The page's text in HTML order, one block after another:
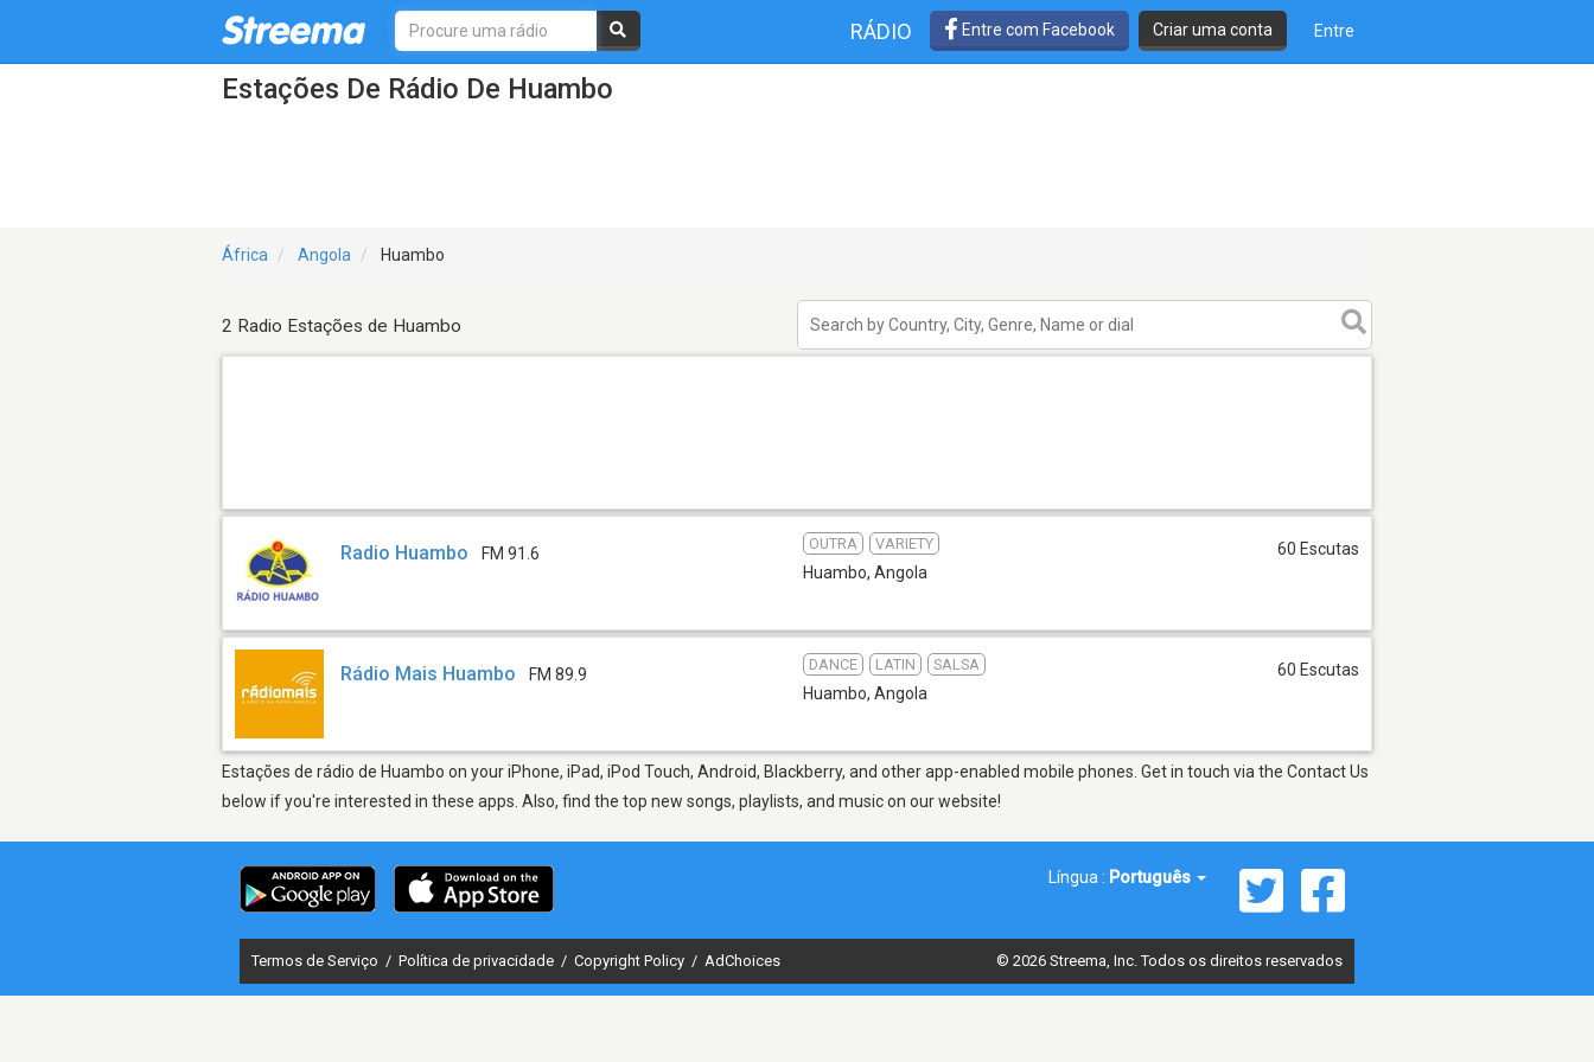
RÁDIO Entre com Facebook Criar uma conta Entre
Estações De Rádio De Huambo
África Angola Huambo
2 Radio Estações de Huambo
Radio Huambo FM 91.6
OUTRA VARIETY
Huambo, Angola
60 Escutas
Rádio Mais Huambo FM 89.9
DANCE LATIN SALSA
Huambo, Angola
60 Escutas
Estações de rádio de Huambo on your iPhone, iPad, iPod Touch, Android, Blackberry, and other app-enabled mobile phones. Get in touch via the Contact Us
below if you're interested in these apps. Also, find the top new songs, playlists, and music on our website!
Língua : Português
Termos de Serviço / Política de privacidade / Copyright Policy / AdChoices © 2026 Streema, Inc. Todos os direitos reservados